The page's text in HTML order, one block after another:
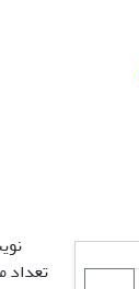
تعداد